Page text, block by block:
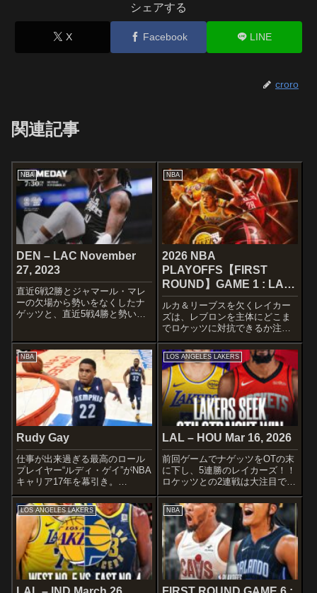
シェアする
X Facebook LINE
croro
関連記事
NBA
DEN – LAC November
27, 2023
直近6戦2勝とジャマール・マレ
ーの欠場から勢いをなくしたナ
ゲッツと、直近5戦4勝と勢いに
NUGGETSReggie
JacksonKentavious Caldwell-
PopeJus...
NBA
2026 NBA
PLAYOFFS【FIRST
ROUND】GAME 1 : LAL
– HOU Apr 18, 2026
ルカ＆リーブスを欠くレイカー
ズは、レブロンを主体にどこま
でロケッツに対抗できるか注目
です！！ 昨年も強かったロケ
ッツにKDが加わってますから
ね〜STARTERSLOS ANGELES
LAKERSTipping off the postse...
NBA
Rudy Gay
仕事が出来過ぎる最高のロール
プレイヤー“ルディ・ゲイ”がNBA
キャリア17年を幕引き。
DETAILWikipedia Instagram
X NBA.com
Basketball-Reference.com高
校・...
LOS ANGELES LAKERS
LAL – HOU Mar 16, 2026
前回ゲームでナゲッツをOTの末
に下し、5連勝のレイカーズ！！
ロケッツとの2連戦は大注目です
ね～ ここも連勝するようなこ
とがあれば一気に膠着する順位
争いから抜け出します！！そし
てロケッツから粋な映像もｗ
Generational greatn...
LOS ANGELES LAKERS NBA